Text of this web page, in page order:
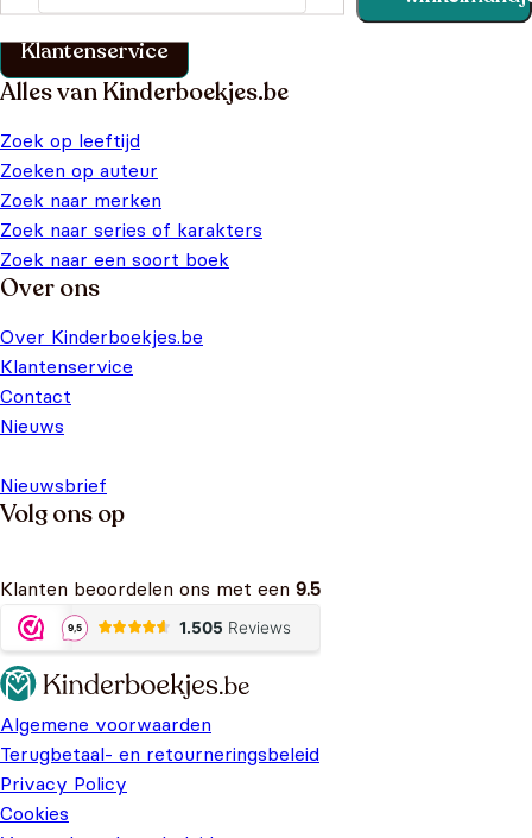
klantenservice pagina.
Klantenservice
Alles van Kinderboekjes.be
Zoek op leeftijd
Zoeken op auteur
Zoek naar merken
Zoek naar series of karakters
Zoek naar een soort boek
Over ons
Over Kinderboekjes.be
Klantenservice
Contact
Nieuws
Nieuwsbrief
Volg ons op
Klanten beoordelen ons met een 9.5
Algemene voorwaarden
Terugbetaal- en retourneringsbeleid
Privacy Policy
Cookies